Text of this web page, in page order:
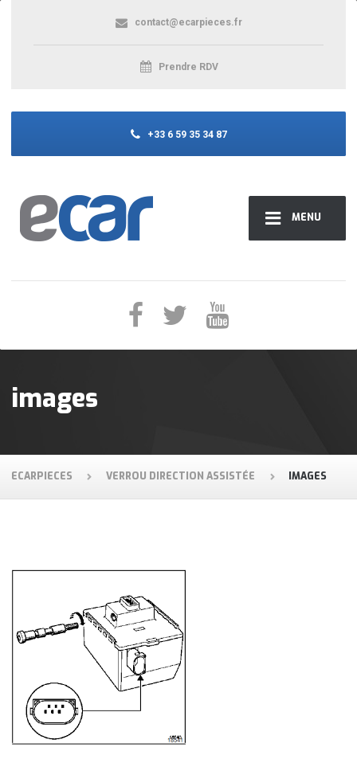
MENU
contact@ecarpieces.fr
Prendre RDV
+33 6 59 35 34 87
images
ECARPIECES VERROU DIRECTION ASSISTÉE IMAGES